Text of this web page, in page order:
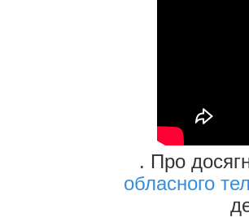
. Про
обласного